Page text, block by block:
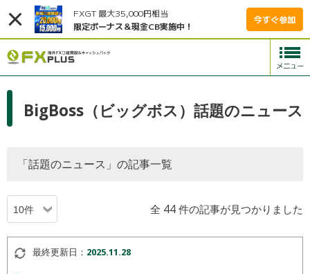
FXGT 最大35,000円相当
限定ボーナス＆現金CB実施中！
今すぐ参加
BigBoss（ビッグボス）話題のニュース
「話題のニュース」の記事一覧
全 44 件の記事が見つかりました
最終更新日： 2025.11.28